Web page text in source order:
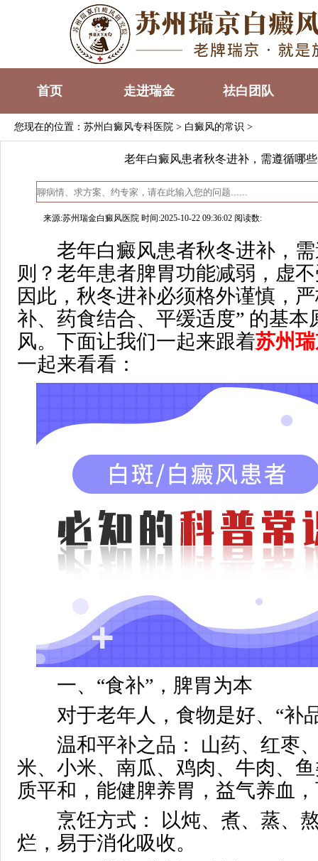
首页 走进瑞金 祛白团队
您现在的位置： 苏州白癜风专科医院 > 白癜风的常识 >
老年白癜风患者秋冬进补，需遵循哪
来源:苏州瑞金白癜风医院 时间:2025-10-22 09:36:02 阅读数:
老年白癜风患者秋冬进补，需
则？老年患者脾胃功能减弱，虚
因此，秋冬进补必须格外谨慎，
补、药食结合、平缓适度” 的基本
风。下面让我们一起来跟着苏州
一起来看看：
一、“食补”，脾胃为本
对于老年人，食物是好、“补
温和平补之品： 山药、红枣、
米、小米、南瓜、鸡肉、牛肉、
质平和，能健脾养胃，益气养血
烹饪方式： 以炖、煮、蒸、熬
烂，易于消化吸收。